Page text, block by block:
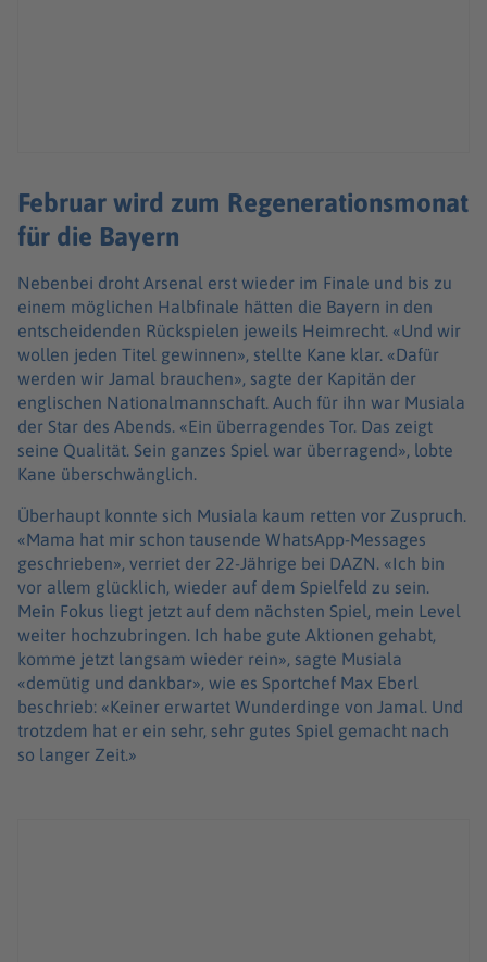
Februar wird zum Regenerationsmonat
für die Bayern
Nebenbei droht Arsenal erst wieder im Finale und bis zu
einem möglichen Halbfinale hätten die Bayern in den
entscheidenden Rückspielen jeweils Heimrecht. «Und wir
wollen jeden Titel gewinnen», stellte Kane klar. «Dafür
werden wir Jamal brauchen», sagte der Kapitän der
englischen Nationalmannschaft. Auch für ihn war Musiala
der Star des Abends. «Ein überragendes Tor. Das zeigt
seine Qualität. Sein ganzes Spiel war überragend», lobte
Kane überschwänglich.
Überhaupt konnte sich Musiala kaum retten vor Zuspruch.
«Mama hat mir schon tausende WhatsApp-Messages
geschrieben», verriet der 22-Jährige bei DAZN. «Ich bin
vor allem glücklich, wieder auf dem Spielfeld zu sein.
Mein Fokus liegt jetzt auf dem nächsten Spiel, mein Level
weiter hochzubringen. Ich habe gute Aktionen gehabt,
komme jetzt langsam wieder rein», sagte Musiala
«demütig und dankbar», wie es Sportchef Max Eberl
beschrieb: «Keiner erwartet Wunderdinge von Jamal. Und
trotzdem hat er ein sehr, sehr gutes Spiel gemacht nach
so langer Zeit.»